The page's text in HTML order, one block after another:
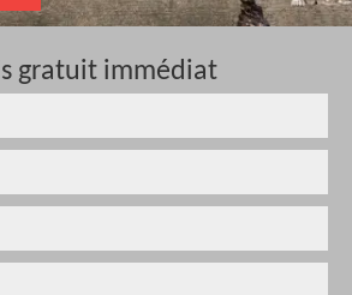
gratuit immédiat